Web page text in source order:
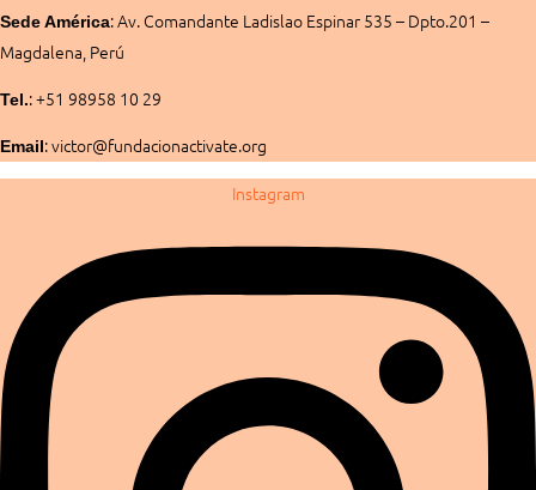
Sede América:Av. Comandante Ladislao Espinar 535 – Dpto.201 –
Magdalena, Perú
Tel.: +51 98958 10 29
Email : victor@fundacionactivate.org
Instagram